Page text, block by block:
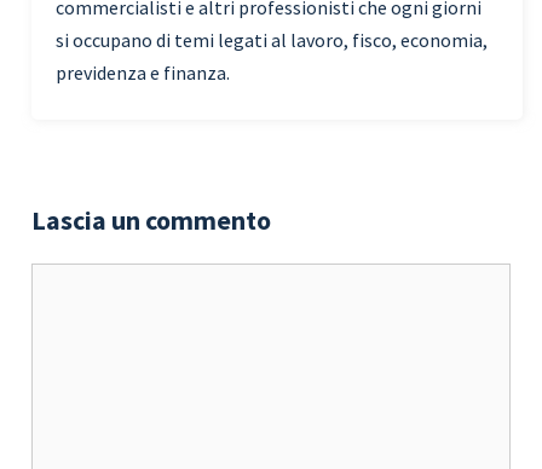
commercialisti e altri professionisti che ogni giorni
si occupano di temi legati al lavoro, fisco, economia,
previdenza e finanza.
Lascia un commento